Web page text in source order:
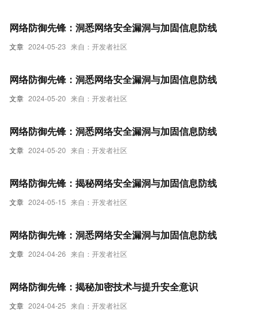
文章 2024-05-23 来自：开发者社区
网络防御先锋：洞悉网络安全漏洞与加固信息防线
文章 2024-05-20 来自：开发者社区
网络防御先锋：洞悉网络安全漏洞与加固信息防线
文章 2024-05-20 来自：开发者社区
网络防御先锋：洞悉网络安全漏洞与加固信息防线
文章 2024-05-15 来自：开发者社区
网络防御先锋：揭秘网络安全漏洞与加固信息防线
文章 2024-04-26 来自：开发者社区
网络防御先锋：洞悉网络安全漏洞与加固信息防线
文章 2024-04-25 来自：开发者社区
网络防御先锋：揭秘加密技术与提升安全意识